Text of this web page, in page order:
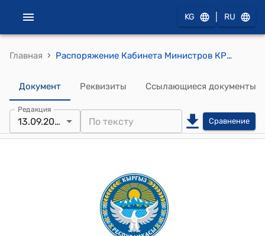
KG RU
Главная › Распоряжение Кабинета Министров КР от 13 сентября 2024 года № 549-р (Об утверждении Дорожной карты по импортозамещению отдельных продуктов питания на 2024-2028 годы)
Документ Реквизиты Ссылающиеся документы
Редакция
13.09.2024 Сравнение